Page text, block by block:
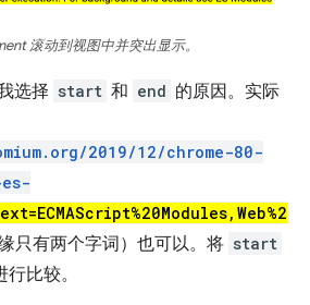
滚动到视图中并突出显示。
选择 start 和 end 的原因。实际
2019/12/chrome-80-
缘只有两个字词）也可以。将 start
比较。